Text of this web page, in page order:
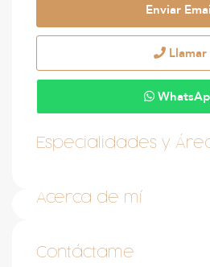
Enviar
Llamar
Especialidades y
Acerca de mí
Contáctame